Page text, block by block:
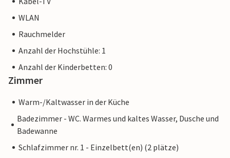
WLAN
Rauchmelder
Anzahl der Hochstühle: 1
Anzahl der Kinderbetten: 0
Zimmer
Warm-/Kaltwasser in der Küche
Badezimmer - WC. Warmes und kaltes Wasser, Dusche und
Badewanne
Schlafzimmer nr. 1 - Einzelbett(en) (2 plätze)